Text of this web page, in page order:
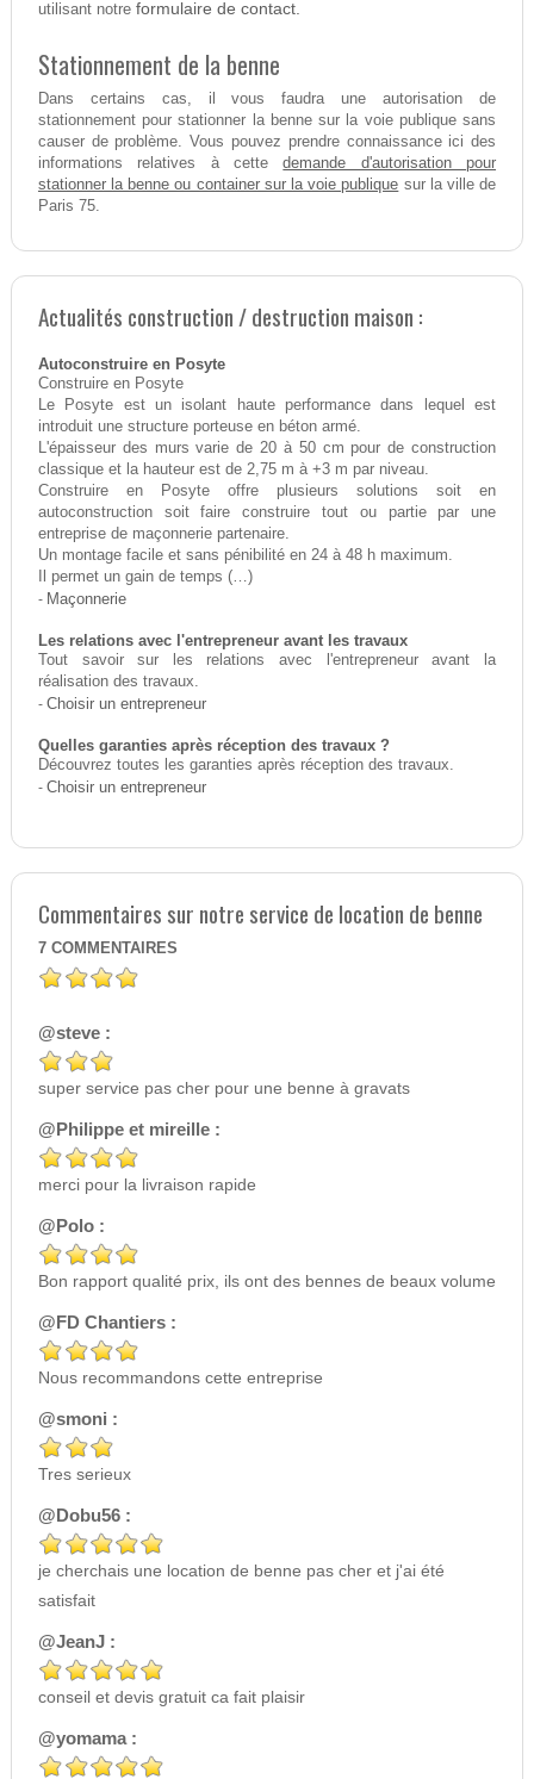
utilisant notre formulaire de contact.
Stationnement de la benne
Dans certains cas, il vous faudra une autorisation de
stationnement pour stationner la benne sur la voie publique sans
causer de problème. Vous pouvez prendre connaissance ici des
informations relatives à cettedemande d'autorisation pour
stationner la benne ou container sur la voie publique sur la ville de
Paris 75.
Actualités construction / destruction maison :
Autoconstruire en Posyte
Construire en Posyte
Le Posyte est un isolant haute performance dans lequel est
introduit une structure porteuse en béton armé.
L'épaisseur des murs varie de 20 à 50 cm pour de construction
classique et la hauteur est de 2,75 m à +3 m par niveau.
Construire en Posyte offre plusieurs solutions soit en
autoconstruction soit faire construire tout ou partie par une
entreprise de maçonnerie partenaire.
Un montage facile et sans pénibilité en 24 à 48 h maximum.
Il permet un gain de temps (…)
- Maçonnerie
Les relations avec l'entrepreneur avant les travaux
Tout savoir sur les relations avec l'entrepreneur avant la
réalisation des travaux.
- Choisir un entrepreneur
Quelles garanties après réception des travaux ?
Découvrez toutes les garanties après réception des travaux.
- Choisir un entrepreneur
Commentaires sur notre service de location de benne
7 COMMENTAIRES
@steve :
super service pas cher pour une benne à gravats
@Philippe et mireille :
merci pour la livraison rapide
@Polo :
Bon rapport qualité prix, ils ont des bennes de beaux volume
@FD Chantiers :
Nous recommandons cette entreprise
@smoni :
Tres serieux
@Dobu56 :
je cherchais une location de benne pas cher et j'ai été
satisfait
@JeanJ :
conseil et devis gratuit ca fait plaisir
@yomama :